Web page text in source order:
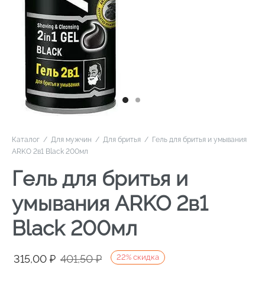
Каталог / Для мужчин / Для бритья / Гель для бритья и умывания
ARKO 2в1 Black 200мл
Гель для бритья и
умывания ARKO 2в1
Black 200мл
22% скидка
401,50₽
Первоначальная
315,00 ₽
Текущая